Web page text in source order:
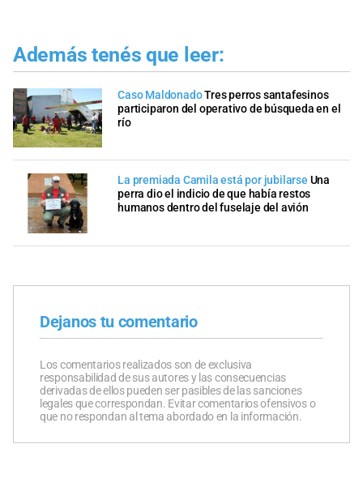
Además tenés que leer:
Caso MaldonadoTres perros santafesinos
participaron del operativo de búsqueda en el
río
La premiada Camila está por jubilarse Una
perra dio el indicio de que había restos
humanos dentro del fuselaje del avión
Dejanos tu comentario
Los comentarios realizados son de exclusiva
responsabilidad de sus autores y las consecuencias
derivadas de ellos pueden ser pasibles de las sanciones
legales que correspondan. Evitar comentarios ofensivos o
que no respondan al tema abordado en la información.